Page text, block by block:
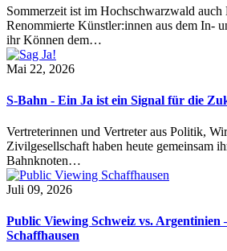
Sommerzeit ist im Hochschwarzwald
Renommierte Künstler:innen aus dem In-
ihr Können dem…
Mai 22, 2026
S-Bahn - Ein Ja ist ein Signal für die
Vertreterinnen und Vertreter aus Politik,
Zivilgesellschaft haben heute gemeinsam
Bahnknoten…
Juli 09, 2026
Public Viewing Schweiz vs. Argentinien
Schaffhausen